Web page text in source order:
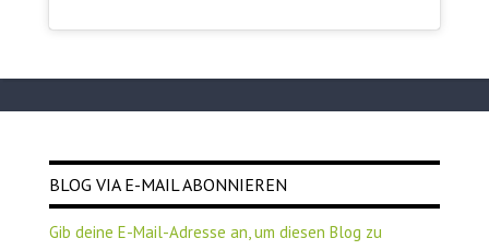
BLOG VIA E-MAIL ABONNIEREN
Gib deine E-Mail-Adresse an, um diesen Blog zu